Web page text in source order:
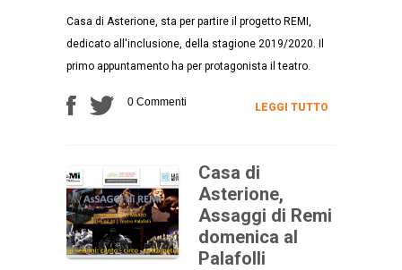
Casa di Asterione, sta per partire il progetto REMI,
dedicato all'inclusione, della stagione 2019/2020. Il
primo appuntamento ha per protagonista il teatro.
0 Commenti LEGGI TUTTO
Casa di
Asterione,
Assaggi di Remi
domenica al
Palafolli